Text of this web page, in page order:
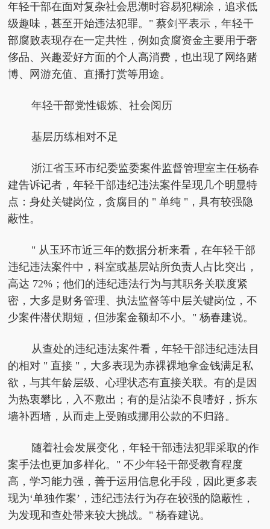
年轻干部在面对复杂社会思潮时容易犯糊涂，追求低
级趣味，甚至开始违法犯罪。" 蔡剑平表示，年轻干
部腐败表现存在一定共性，例如贪腐资金主要用于奢
侈品、兴趣爱好方面的个人高消费，也出现了网络赌
博、网游充值、直播打赏等用途。
年轻干部党性锻炼、社会阅历
基层历练相对不足
浙江省玉环市纪委监委案件监督管理室主任杨春
建告诉记者，年轻干部违纪违法案件呈现几个明显特
点：身处关键岗位，贪腐目的 " 单纯 "，具有较强隐
蔽性。
" 从玉环市近三年的数据分析来看，在年轻干部
违纪违法案件中，科室或基层站所负责人占比突出，
高达 72%；他们的违纪违法行为与其职务关联度紧
密，大多是财务管理、执法监督等中层关键岗位，不
少案件潜伏期短，但涉案金额却不小。" 杨春建说。
从查处的违纪违法案件看，年轻干部违纪违法目
的相对 " 直接 "，大多表现为赤裸裸地拿金钱满足私
欲，与其年龄层级、心理状态有直接关联。有的是因
为热衷攀比，入不敷出；有的是沾染不良嗜好，拆东
墙补西墙，从而走上受贿或挪用公款的不归路。
随着社会发展变化，年轻干部违法犯罪采取的作
案手法也更加多样化。" 不少年轻干部受教育程度
高，学习能力强，善于运用信息化手段，因此更多表
现为‘单独作案’，违纪违法行为存在较强的隐蔽性，
为发现和查处带来较大挑战。" 杨春建说。